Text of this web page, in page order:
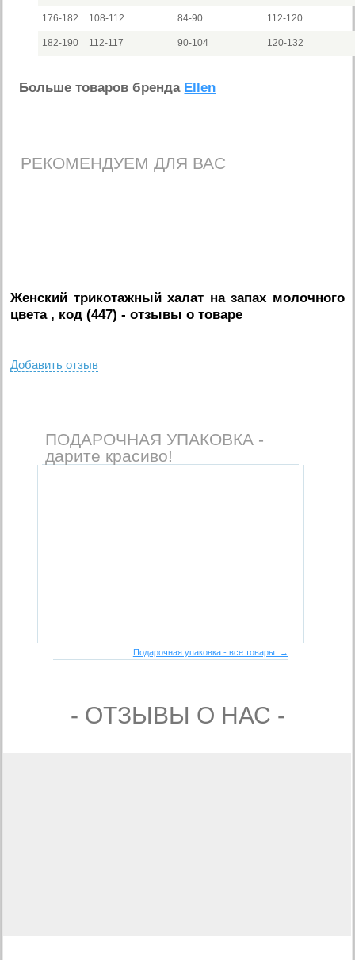
176-182 108-112 84-90 112-120
182-190 112-117 90-104 120-132
Больше товаров бренда Ellen
РЕКОМЕНДУЕМ ДЛЯ ВАС
Женский трикотажный халат на запах молочного
цвета , код (447) - отзывы о товаре
Добавить отзыв
ПОДАРОЧНАЯ УПАКОВКА -
дарите красиво!
Подарочная упаковка - все товары →
- ОТЗЫВЫ О НАС -